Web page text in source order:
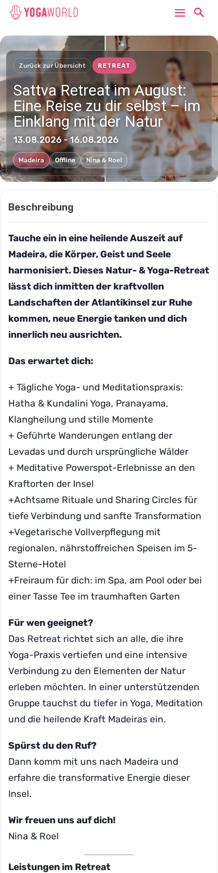
Zurück zur Übersicht RETREAT
Sattva Retreat im August:
Eine Reise zu dir selbst – im
Einklang mit der Natur
13.08.2026 - 16.08.2026
Madeira Offline Nina & Roel
Beschreibung
Tauche ein in eine heilende Auszeit auf
Madeira, die Körper, Geist und Seele
harmonisiert. Dieses Natur- & Yoga-Retreat
lässt dich inmitten der kraftvollen
Landschaften der Atlantikinsel zur Ruhe
kommen, neue Energie tanken und dich
innerlich neu ausrichten.
Das erwartet dich:
+ Tägliche Yoga- und Meditationspraxis:
Hatha & Kundalini Yoga, Pranayama,
Klangheilung und stille Momente
+ Geführte Wanderungen entlang der
Levadas und durch ursprüngliche Wälder
+ Meditative Powerspot-Erlebnisse an den
Kraftorten der Insel
+Achtsame Rituale und Sharing Circles für
tiefe Verbindung und sanfte Transformation
+Vegetarische Vollverpflegung mit
regionalen, nährstoffreichen Speisen im 5-
Sterne-Hotel
+Freiraum für dich: im Spa, am Pool oder bei
einer Tasse Tee im traumhaften Garten
Für wen geeignet?
Das Retreat richtet sich an alle, die ihre
Yoga-Praxis vertiefen und eine intensive
Verbindung zu den Elementen der Natur
erleben möchten. In einer unterstützenden
Gruppe tauchst du tiefer in Yoga, Meditation
und die heilende Kraft Madeiras ein.
Spürst du den Ruf?
Dann komm mit uns nach Madeira und
erfahre die transformative Energie dieser
Insel.
Wir freuen uns auf dich!
Nina & Roel
Leistungen im Retreat